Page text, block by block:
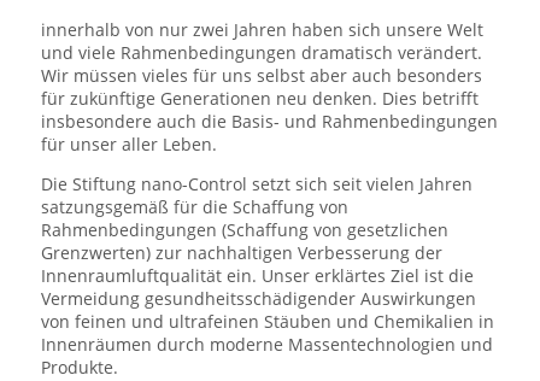
innerhalb von nur zwei Jahren haben sich unsere Welt
und viele Rahmenbedingungen dramatisch verändert.
Wir müssen vieles für uns selbst aber auch besonders
für zukünftige Generationen neu denken. Dies betrifft
insbesondere auch die Basis- und Rahmenbedingungen
für unser aller Leben.
Die Stiftung nano-Control setzt sich seit vielen Jahren
satzungsgemäß für die Schaffung von
Rahmenbedingungen (Schaffung von gesetzlichen
Grenzwerten) zur nachhaltigen Verbesserung der
Innenraumluftqualität ein. Unser erklärtes Ziel ist die
Vermeidung gesundheitsschädigender Auswirkungen
von feinen und ultrafeinen Stäuben und Chemikalien in
Innenräumen durch moderne Massentechnologien und
Produkte.